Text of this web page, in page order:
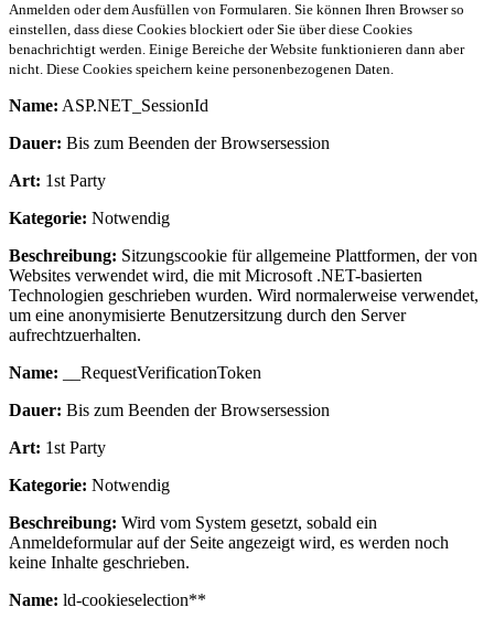
Anmelden oder dem Ausfüllen von Formularen. Sie können Ihren Browser so
einstellen, dass diese Cookies blockiert oder Sie über diese Cookies
benachrichtigt werden. Einige Bereiche der Website funktionieren dann aber
nicht. Diese Cookies speichern keine personenbezogenen Daten.
Name: ASP.NET_SessionId
Dauer: Bis zum Beenden der Browsersession
Art: 1st Party
Kategorie: Notwendig
Beschreibung: Sitzungscookie für allgemeine Plattformen, der von
Websites verwendet wird, die mit Microsoft .NET-basierten
Technologien geschrieben wurden. Wird normalerweise verwendet,
um eine anonymisierte Benutzersitzung durch den Server
aufrechtzuerhalten.
Name: __RequestVerificationToken
Dauer: Bis zum Beenden der Browsersession
Art: 1st Party
Kategorie: Notwendig
Beschreibung: Wird vom System gesetzt, sobald ein
Anmeldeformular auf der Seite angezeigt wird, es werden noch
keine Inhalte geschrieben.
Name: ld-cookieselection**